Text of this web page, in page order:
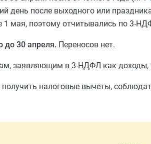
день после выходного или
1 мая, поэтому отчитывались по 3-
до 30 апреля. Переносов нет.
заявляющим в 3-НДФЛ как доходы,
налоговые вычеты,